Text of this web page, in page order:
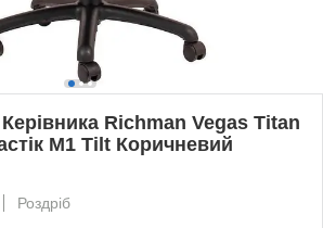
Richman Vegas Titan
М1 Tilt Коричневий
Роздріб